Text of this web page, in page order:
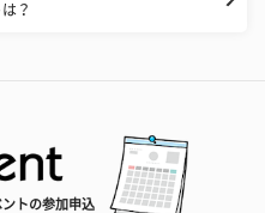
？
トの参加申込